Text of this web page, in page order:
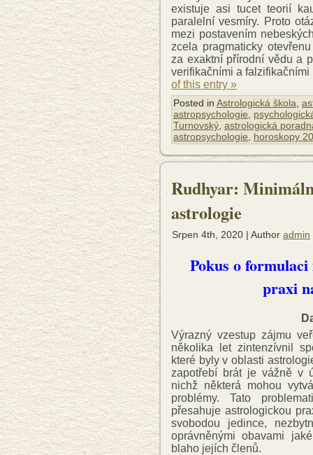
existuje asi tucet teorií
paralelní vesmíry. Proto
mezi postavením
zcela pragmaticky
za exaktní přírodní vědu a
verifikačními a
of this entry »
Posted in Astrologická škola
astropsychologie
Turnovský astrologická
astropsychologie
horoskopy
Rudhyar:
astrologie
Srpen 4th, 2020 | Author admin
Pokus o
praxi
Výrazný vzestup zájmu
několika let zintenzívnil
které byly v oblasti
zapotřebí brát je vážně v
nichž některá mohou
problémy. Tato
přesahuje astrologickou
svobodou jedince,
oprávněnými obavami
blaho jejích členů.